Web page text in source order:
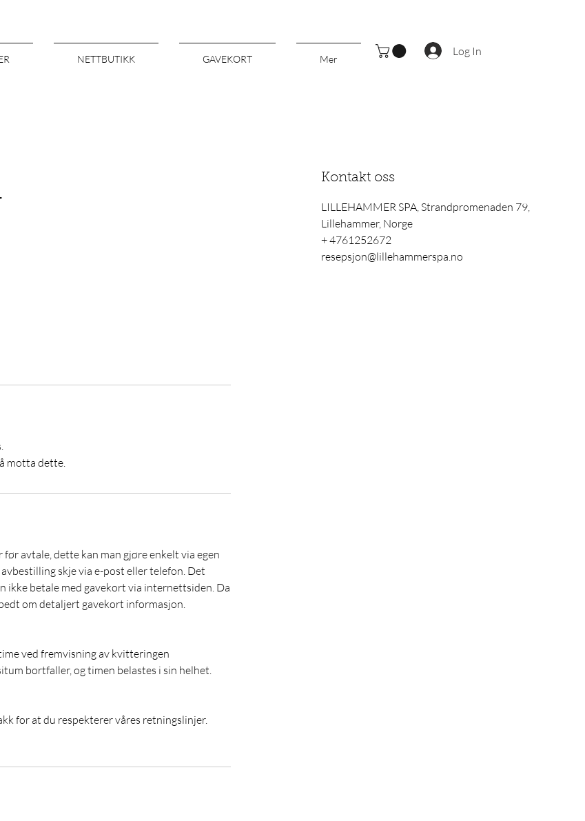
NETTBUTIKK GAVEKORT Mer
Log In
motta dette.
avtale, dette kan man gjøre enkelt via egen
skje via e-post eller telefon. Det
ikke betale med gavekort via internettsiden. Da
om detaljert gavekort informasjon.
ved fremvisning av kvitteringen
bortfaller, og timen belastes i sin helhet.
for at du respekterer våres retningslinjer.
Kontakt oss
LILLEHAMMER SPA, Strandpromenaden 79,
Lillehammer, Norge
+ 4761252672
resepsjon@lillehammerspa.no